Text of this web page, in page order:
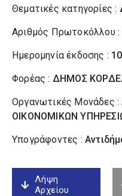
Θεματικές κατηγορίες :
Αριθμός Πρωτοκόλλου :
Ημερομηνία έκδοσης :
Φορέας : ΔΗΜΟΣ
Οργανωτικές Μονάδες :
ΟΙΚΟΝΟΜΙΚΩΝ
Υπογράφοντες :
Λήψη
Αρχείου